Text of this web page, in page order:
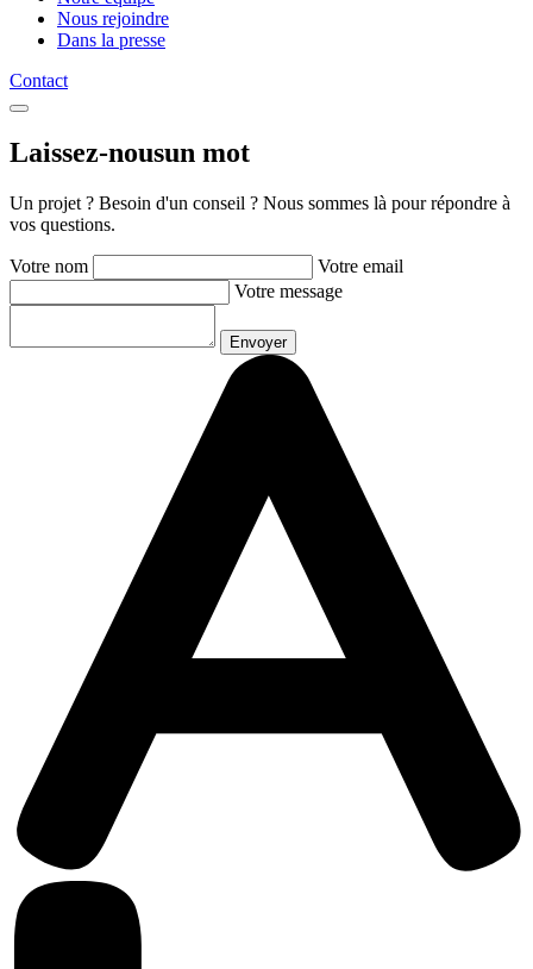
Nous rejoindre
Dans la presse
Contact
Laissez-nousun mot
Un projet ? Besoin d'un conseil ? Nous sommes là pour répondre à
vos questions.
Votre nom
Votre email
Votre message
Envoyer